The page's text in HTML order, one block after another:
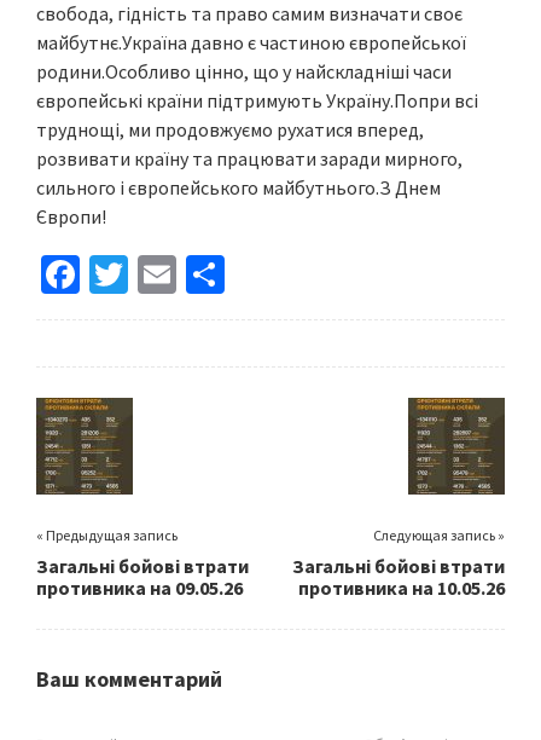
свобода, гідність та право самим визначати своє
майбутнє.Україна давно є частиною європейської
родини.Особливо цінно, що у найскладніші часи
європейські країни підтримують Україну.Попри всі
труднощі, ми продовжуємо рухатися вперед,
розвивати країну та працювати заради мирного,
сильного і європейського майбутнього.З Днем
Європи!
Fa
ce
o
o
k
T
wi
er
E
m h
« Предыдущая запись
Загальні бойові втрати
противника на 09.05.26
Следующая запись »
Загальні бойові втрати
противника на 10.05.26
Ваш комментарий